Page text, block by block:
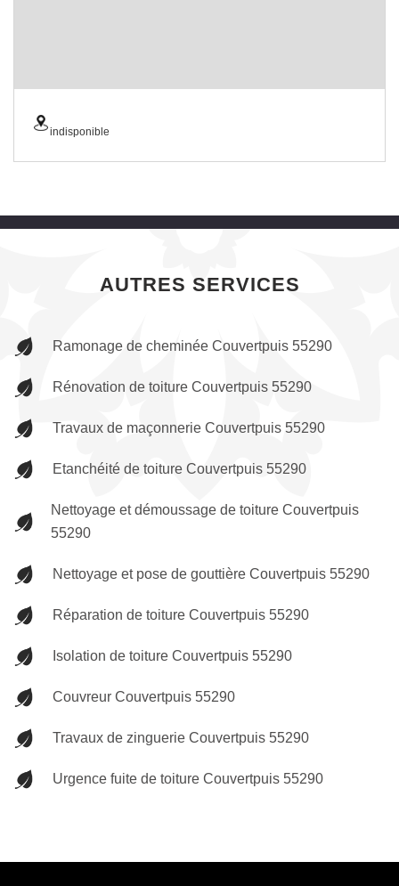
indisponible
AUTRES SERVICES
Ramonage de cheminée Couvertpuis 55290
Rénovation de toiture Couvertpuis 55290
Travaux de maçonnerie Couvertpuis 55290
Etanchéité de toiture Couvertpuis 55290
Nettoyage et démoussage de toiture Couvertpuis
55290
Nettoyage et pose de gouttière Couvertpuis 55290
Réparation de toiture Couvertpuis 55290
Isolation de toiture Couvertpuis 55290
Couvreur Couvertpuis 55290
Travaux de zinguerie Couvertpuis 55290
Urgence fuite de toiture Couvertpuis 55290